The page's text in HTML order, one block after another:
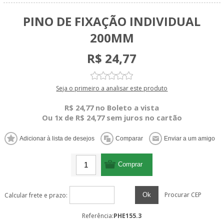
PINO DE FIXAÇÃO INDIVIDUAL
200MM
R$ 24,77
Seja o primeiro a analisar este produto
R$ 24,77 no Boleto a vista
Ou 1x de R$ 24,77 sem juros no cartão
Calcular frete e prazo: Ok Procurar CEP
Referência:PHE155.3